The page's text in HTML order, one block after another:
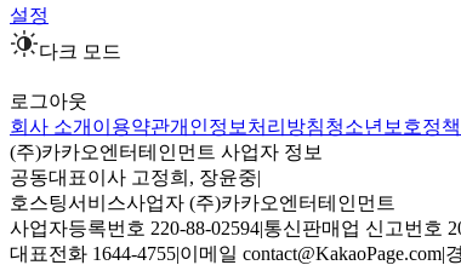
설정
다크 모드
로그아웃
회사 소개 이용약관개인정보처리방침청소년보호정책
(주)카카오엔터테인먼트 사업자 정보
공동대표이사 고정희, 장윤중|
호스팅서비스사업자 (주)카카오엔터테인먼트
사업자등록번호 220-88-02594|통신판매업 신고번호
대표전화 1644-4755|이메일 contact@KakaoPage.com|